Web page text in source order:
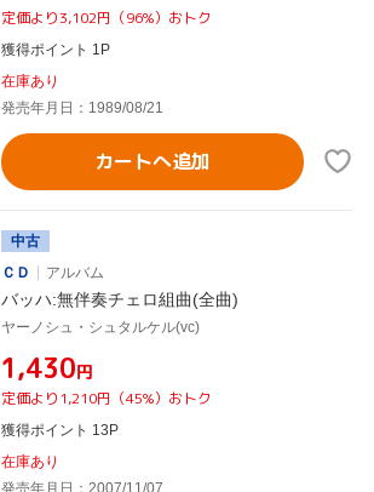
定価より3,102円（96%）おトク
獲得ポイント 1P
在庫あり
発売年月日：1989/08/21
カートへ追加
中古
ＣＤ
アルバム
バッハ:無伴奏チェロ組曲(全曲)
ヤーノシュ・シュタルケル(vc)
¥1,430円
定価より1,210円（45%）おトク
獲得ポイント 13P
在庫あり
発売年月日：2007/11/07